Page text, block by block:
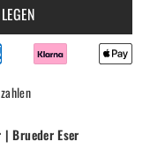
| Brueder Eser